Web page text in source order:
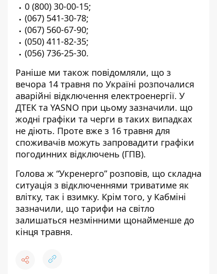
0 (800) 30-00-15;
(067) 541-30-78;
(067) 560-67-90;
(050) 411-82-35;
(056) 736-25-30.
Раніше ми також повідомляли, що з
вечора 14 травня по Україні розпочалися
аварійні відключення електроенергії. У
ДТЕК та YASNO при цьому зазначили. що
жодні графіки та черги в таких випадках
не діють. Проте вже з 16 травня для
споживачів можуть запровадити графіки
погодинних відключень (ГПВ).
Голова ж “Укренерго” розповів, що складна
ситуація з відключеннями триватиме як
влітку, так і взимку. Крім того, у Кабміні
зазначили, що тарифи на світло
залишаться незмінними щонайменше до
кінця травня.